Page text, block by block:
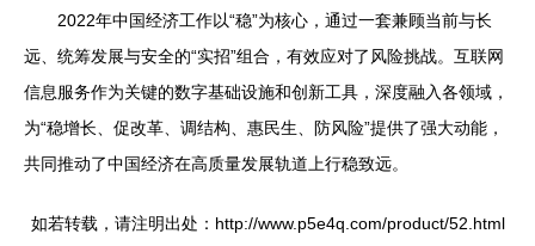
2022年中国经济工作以“稳”为核心，通过一套兼顾当前与长
远、统筹发展与安全的“实招”组合，有效应对了风险挑战。互联网
信息服务作为关键的数字基础设施和创新工具，深度融入各领域，
为“稳增长、促改革、调结构、惠民生、防风险”提供了强大动能，
共同推动了中国经济在高质量发展轨道上行稳致远。
如若转载，请注明出处：http://www.p5e4q.com/product/52.html